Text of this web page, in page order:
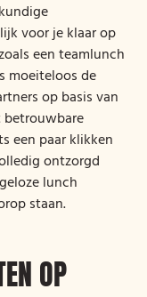
voor je klaar op
een teamlunch
moeiteloos de
op basis van
betrouwbare
een paar klikken
ontzorgd
lunch
staan.
OP